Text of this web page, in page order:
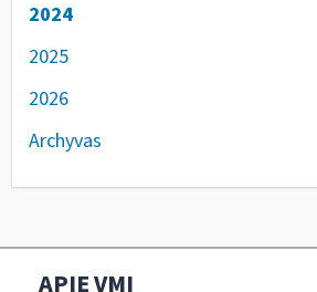
2024
2025
2026
Archyvas
APIE VMI